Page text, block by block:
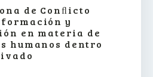
de Conﬂicto
y
en materia de
humanos dentro